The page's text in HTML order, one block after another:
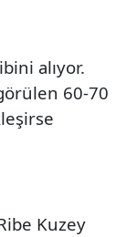
alıyor.
60-70
Kuzey